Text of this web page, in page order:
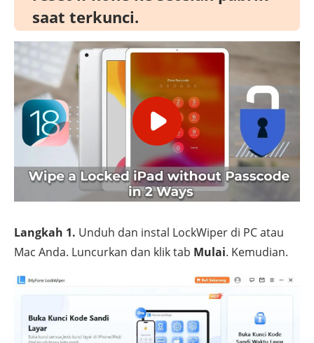
saat terkunci.
Langkah 1. Unduh dan instal LockWiper di PC atau
Mac Anda. Luncurkan dan klik tab Mulai. Kemudian.